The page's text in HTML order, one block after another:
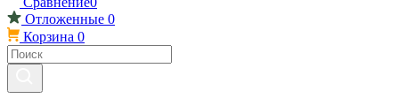
Отложенные 0
Корзина 0